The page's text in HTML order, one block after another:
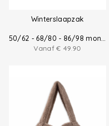
Winterslaapzak
50/62 - 68/80 - 86/98 months
Vanaf€ 49.90